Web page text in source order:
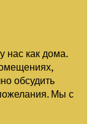
нас как дома.
обсудить
Мы с